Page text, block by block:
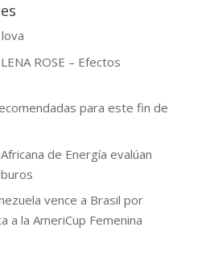
ROSE – Efectos
para este fin de
de Energía evalúan
vence a Brasil por
a la AmeriCup Femenina